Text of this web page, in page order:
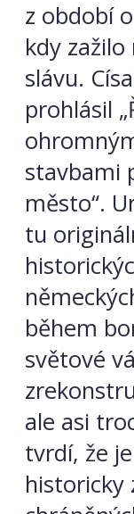
z období
kdy
slávu.
prohlásil
stavbami
město“.
tu
během
světové
ale asi
tvrdí, že
historicky